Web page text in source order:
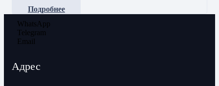
Подробнее
WhatsApp
Telegram
Email
Адрес